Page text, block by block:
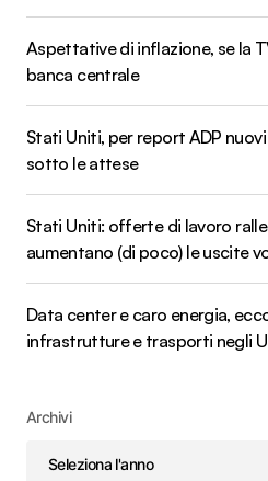
Aspettative di inflazione, se la
banca centrale
Stati Uniti, per report ADP
sotto le attese
Stati Uniti: offerte di lavoro
aumentano (di poco) le uscite
Data center e caro energia,
infrastrutture e trasporti negli
Archivi